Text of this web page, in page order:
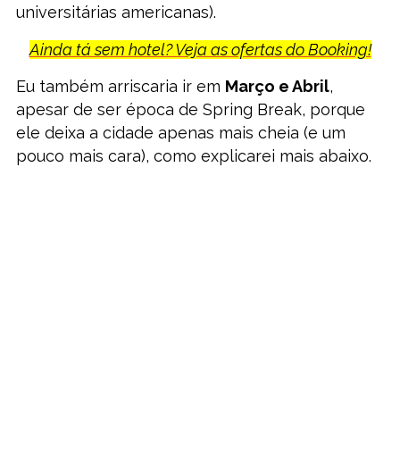
universitárias americanas).
Ainda tá sem hotel? Veja as ofertas do Booking!
Eu também arriscaria ir em Março e Abril,
apesar de ser época de Spring Break, porque
ele deixa a cidade apenas mais cheia (e um
pouco mais cara), como explicarei mais abaixo.